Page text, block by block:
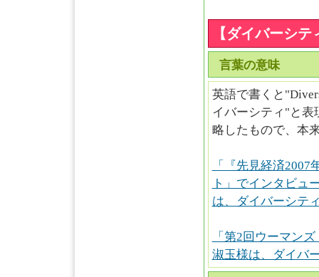
【ダイバーシテ
言葉の意味
英語で書くと
イバーシティ"と表
略したもので、本
「『先見経済
ト」でインタビュ
は、ダイバーシテ
「第2回ウーマン
淑玉様は、ダイバ